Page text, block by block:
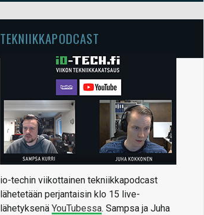
TEKNIIKKAPODCAST
io-techin viikottainen tekniikkapodcast
lähetetään perjantaisin klo 15 live-
lähetyksenä YouTubessa. Sampsa ja Juha